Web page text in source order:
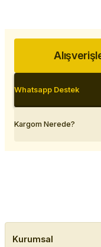
Whatsapp Destek
Kargom Nerede?
Kurumsal